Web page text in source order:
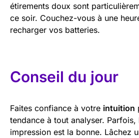
étirements doux sont
ce soir. Couchez-vous à une
recharger vos batteries.
Conseil du jour
Faites confiance à votre intuition
tendance à tout analyser. Parfois,
impression est la bonne. Lâchez